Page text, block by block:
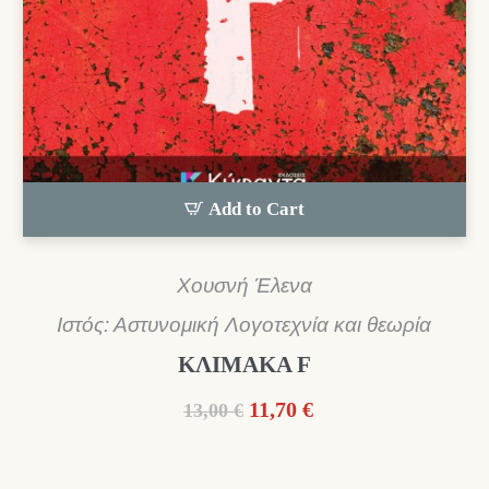
Add to Cart
Χουσνή Έλενα
Ιστός: Αστυνομική Λογοτεχνία και θεωρία
ΚΛΙΜΑΚΑ F
13,00 € Original
11,70 €Η